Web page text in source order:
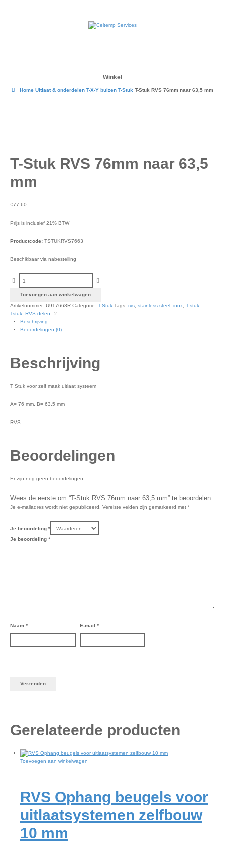
Winkel
Home Uitlaat & onderdelen T-X-Y buizen T-Stuk T-Stuk RVS 76mm naar 63,5 mm
T-Stuk RVS 76mm naar 63,5
mm
€77,60
Prijs is inclusief 21% BTW
Productcode: TSTUKRVS7663
Beschikbaar via nabestelling
Toevoegen aan winkelwagen
Artikelnummer: U917663R Categorie: T-Stuk Tags: rvs stainless steel inox T-stuk
Tstuk RVS delen
Beschrijving
Beoordelingen (0)
Beschrijving
T Stuk voor zelf maak uitlaat systeem
A= 76 mm, B= 63,5 mm
RVS
Beoordelingen
Er zijn nog geen beoordelingen.
Wees de eerste om “T-Stuk RVS 76mm naar 63,5 mm” te beoordelen
Je e-mailadres wordt niet gepubliceerd. Vereiste velden zijn gemarkeerd met *
Je beoordeling *
Je beoordeling *
Naam * E-mail *
Gerelateerde producten
Toevoegen aan winkelwagen
RVS Ophang beugels voor
uitlaatsystemen zelfbouw
10 mm